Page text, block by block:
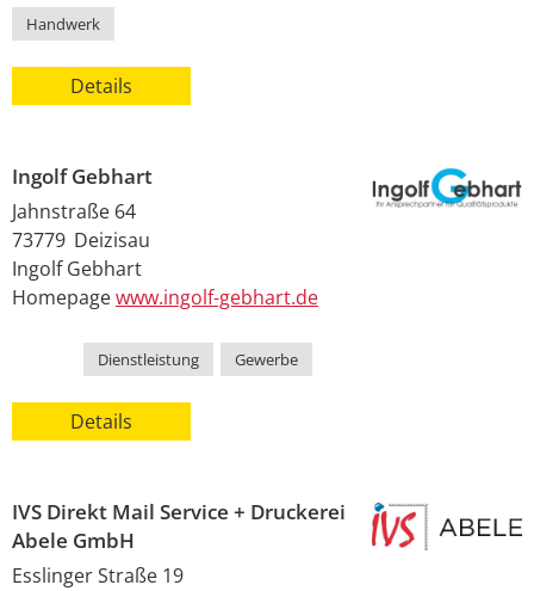
Handwerk
Details
Ingolf Gebhart
Jahnstraße 64
73779 Deizisau
Ingolf Gebhart
Homepagewww.ingolf-gebhart.de
Dienstleistung Gewerbe
Details
IVS Direkt Mail Service + Druckerei
Abele GmbH
Esslinger Straße 19